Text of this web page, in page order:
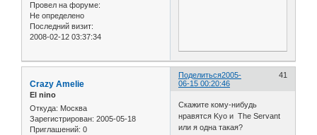
Провел на форуме:
Не определено
Последний визит:
2008-02-12 03:37:34
Поделиться 41
2005-
06-15 00:20:46
Crazy Amelie
El nino
Откуда: Москва
Зарегистрирован: 2005-05-18
Приглашений: 0
Скажите кому-нибудь
нравятся Kyo и The Servant
или я одна такая?